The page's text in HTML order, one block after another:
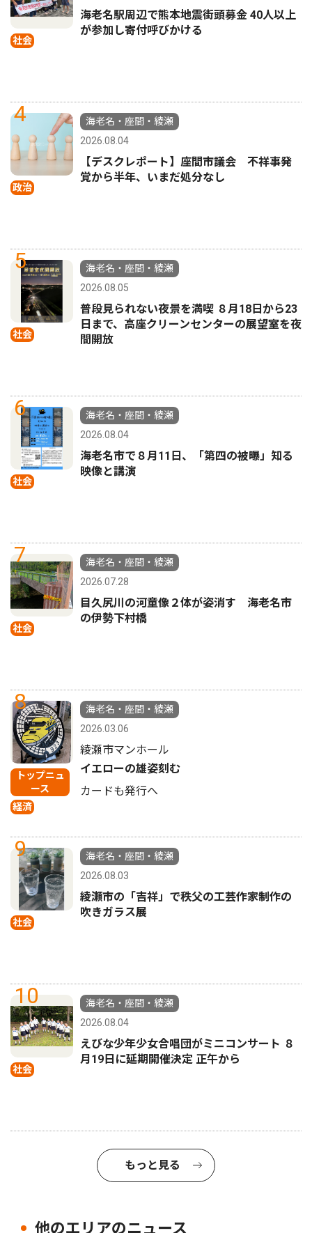
社会
海老名駅周辺で熊本地震街頭募金 40人以上
が参加し寄付呼びかける
4
政治
海老名・座間・綾瀬
2026.08.04
【デスクレポート】座間市議会 不祥事発
覚から半年、いまだ処分なし
5
社会
海老名・座間・綾瀬
2026.08.05
普段見られない夜景を満喫 ８月18日から23
日まで、高座クリーンセンターの展望室を夜
間開放
6
社会
海老名・座間・綾瀬
2026.08.04
海老名市で８月11日、「第四の被曝」知る
映像と講演
7
社会
海老名・座間・綾瀬
2026.07.28
目久尻川の河童像２体が姿消す 海老名市
の伊勢下村橋
8
トップニュ
ース
経済
海老名・座間・綾瀬
2026.03.06
綾瀬市マンホール
イエローの雄姿刻む
カードも発行へ
9
社会
海老名・座間・綾瀬
2026.08.03
綾瀬市の「吉祥」で秩父の工芸作家制作の
吹きガラス展
10
社会
海老名・座間・綾瀬
2026.08.04
えびな少年少女合唱団がミニコンサート ８
月19日に延期開催決定 正午から
もっと見る
他のエリアのニュース